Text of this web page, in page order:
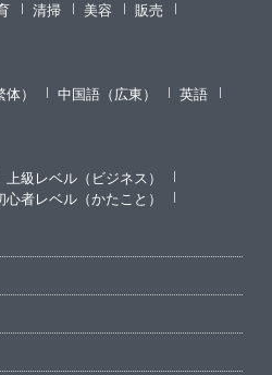
清掃 美容
販売
） 中国語（広東）
英語
上級レベル（ビジネス）
心者レベル（かたこと）